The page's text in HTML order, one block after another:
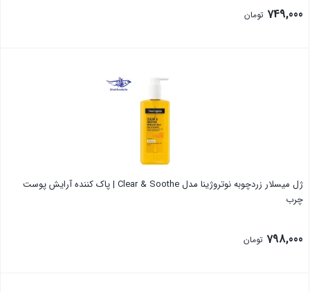
749,000 تومان
ژل میسلار زردچوبه نوتروژینا مدل Clear & Soothe | پاک کننده آرایش پوست
چرب
798,000 تومان